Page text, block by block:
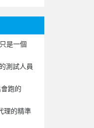
是一個
測試人員
跑的
理的精準